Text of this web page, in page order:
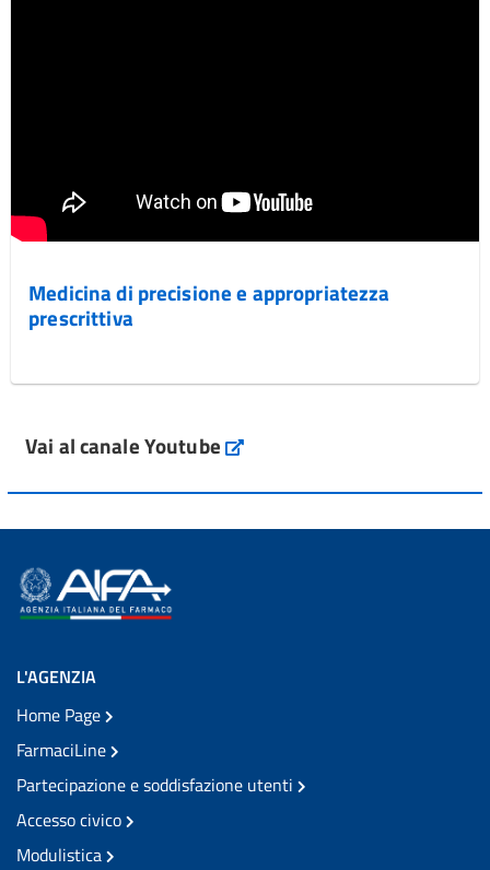
Medicina di precisione e appropriatezza
prescrittiva
Vai al canale Youtube
L'AGENZIA
Home Page
FarmaciLine
Partecipazione e soddisfazione utenti
Accesso civico
Modulistica